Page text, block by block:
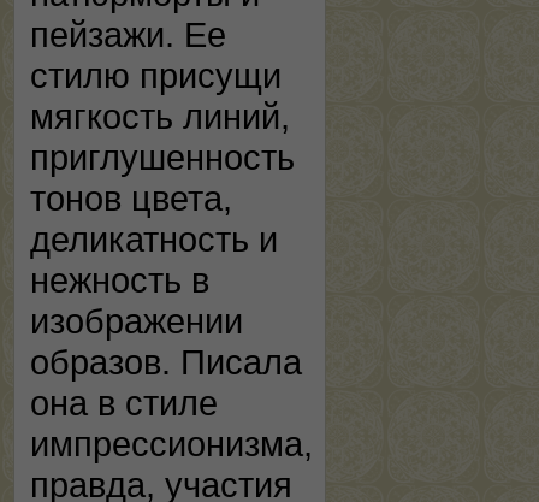
пейзажи. Ее
стилю присущи
мягкость линий,
приглушенность
тонов цвета,
деликатность и
нежность в
изображении
образов. Писала
она в стиле
импрессионизма,
правда, участия